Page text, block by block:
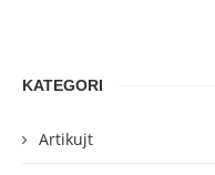
KATEGORI
Artikujt